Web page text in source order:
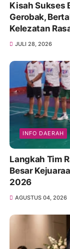
Kisah Sukses
Gerobak,
Kelezatan
JULI 28, 2026
INFO DAERAH
Langkah Tim
Besar
2026
AGUSTUS 04, 2026